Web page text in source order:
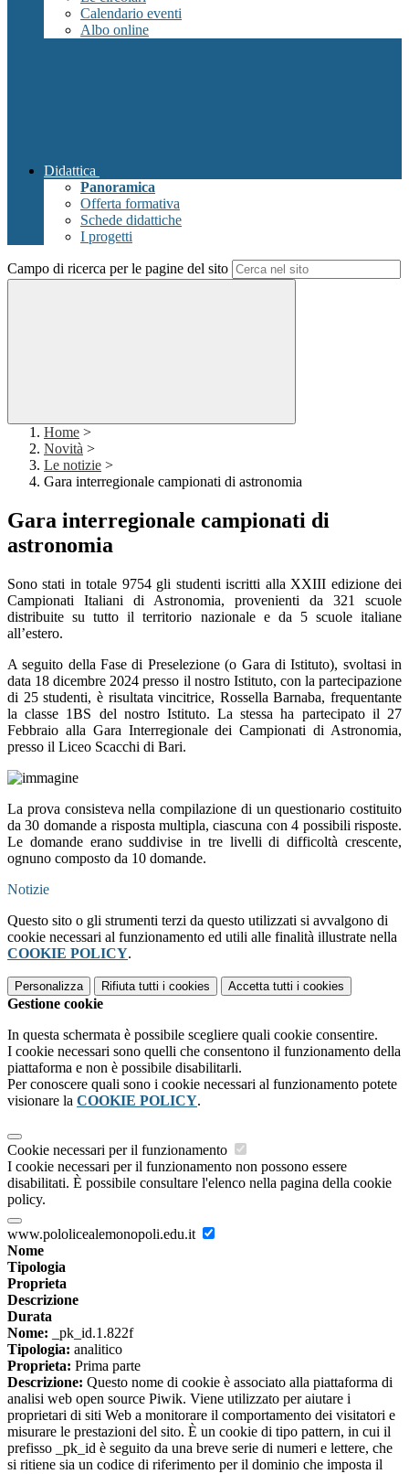
Calendario eventi
Albo online
Didattica
Panoramica
Offerta formativa
Schede didattiche
I progetti
Campo di ricerca per le pagine del sito
Home >
Novità >
Le notizie >
Gara interregionale campionati di astronomia
Gara interregionale campionati di
astronomia
Sono stati in totale 9754gli studenti iscritti alla XXIII edizione dei
Campionati Italiani di Astronomia, provenienti da 321
scuole
distribuite su tutto il territorio nazionale e da 5scuole italiane
all’estero.
A seguito dellaFase di Preselezione (o Gara di Istituto), svoltasi in
data 18 dicembre 2024 presso il nostro Istituto, con la partecipazione
di 25 studenti, è risultata vincitrice, Rossella Barnaba, frequentante
laclasse 1BS del nostro Istituto. La stessa ha partecipato il 27
Febbraio alla Gara InterregionaledeiCampionati di Astronomia,
presso il Liceo Scacchi di Bari.
La prova consistevanella compilazione di un questionario costituito
da 30 domande a risposta multipla, ciascuna con 4 possibili risposte.
Le domande eranosuddivise in tre livelli di difficoltà crescente,
ognuno composto da 10 domande.
Notizie
Questo sito o gli strumenti terzi da questo utilizzati si avvalgono di
cookie necessari al funzionamento ed utili alle finalità illustrate nella
COOKIE POLICY.
Personalizza Rifiuta tutti i cookies Accetta tutti i cookies
Gestione cookie
In questa schermata è possibile scegliere quali cookie consentire.
I cookie necessari sono quelli che consentono il funzionamento della
piattaforma e non è possibile disabilitarli.
Per conoscere quali sono i cookie necessari al funzionamento potete
visionare la COOKIE POLICY.
Cookie necessari per il funzionamento
I cookie necessari per il funzionamento non possono essere
disabilitati. È possibile consultare l'elenco nella pagina della cookie
policy.
www.pololicealemonopoli.edu.it
Nome
Tipologia
Proprieta
Descrizione
Durata
Nome: _pk_id.1.822f
Tipologia: analitico
Proprieta: Prima parte
Descrizione: Questo nome di cookie è associato alla piattaforma di
analisi web open source Piwik. Viene utilizzato per aiutare i
proprietari di siti Web a monitorare il comportamento dei visitatori e
misurare le prestazioni del sito. È un cookie di tipo pattern, in cui il
prefisso _pk_id è seguito da una breve serie di numeri e lettere, che
si ritiene sia un codice di riferimento per il dominio che imposta il